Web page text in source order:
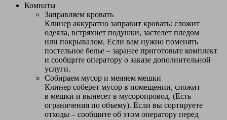
Комнаты
Заправляем кровать
Клинер аккуратно заправит кровать: сложит
одеяла, встряхнет подушки, застелет пледом
или покрывалом. Если вам нужно поменять
постельное белье – заранее приготовьте комплект
и сообщите оператору о заказе дополнительной
услуги.
Собираем мусор и меняем мешки
Клинер соберет мусор в помещении, сложит
в мешки и вынесет в мусоропровод. (Есть
ограничения по объему). Если вы сортируете
отходы – сообщите об этом оператору перед